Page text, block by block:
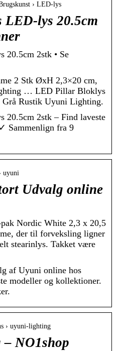
› LED-lys
LED-lys 20.5cm
20.5cm 2stk • Se
2 Stk ØxH 2,3×20 cm,
… LED Pillar Bloklys
Rustik Uyuni Lighting.
20.5cm 2stk – Find laveste
Sammenlign fra 9
uyuni
Udvalg online
Nordic White 2,3 x 20,5
der til forveksling ligner
stearinlys. Takket være
af Uyuni online hos
modeller og kollektioner.
› uyuni-lighting
NO1shop